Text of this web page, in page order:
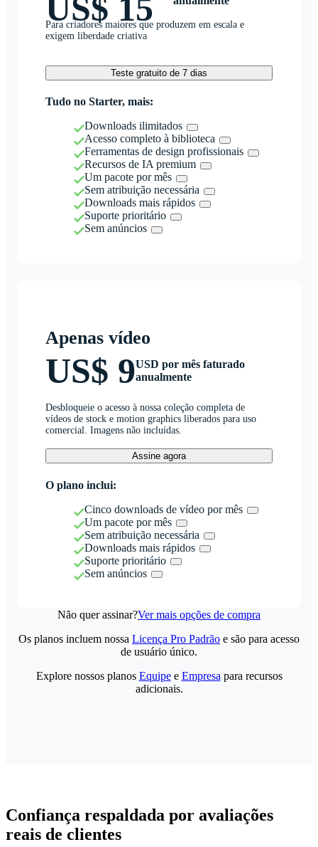
US$ 15
Para criadores maiores que produzem em escala e
exigem liberdade criativa
Teste gratuito de 7 dias
Tudo no Starter, mais:
Downloads ilimitados
Acesso completo à biblioteca
Ferramentas de design profissionais
Recursos de IA premium
Um pacote por mês
Sem atribuição necessária
Downloads mais rápidos
Suporte prioritário
Sem anúncios
Apenas vídeo
US$ 9USD por mês faturado
anualmente
Desbloqueie o acesso à nossa coleção completa de
vídeos de stock e motion graphics liberados para uso
comercial. Imagens não incluídas.
Assine agora
O plano inclui:
Cinco downloads de vídeo por mês
Um pacote por mês
Sem atribuição necessária
Downloads mais rápidos
Suporte prioritário
Sem anúncios
Não quer assinar?Ver mais opções de compra
Os planos incluem nossa Licença Pro Padrão e são para acesso
de usuário único.
Explore nossos planos Equipee Empresa para recursos
adicionais.
Confiança respaldada por avaliações
reais de clientes